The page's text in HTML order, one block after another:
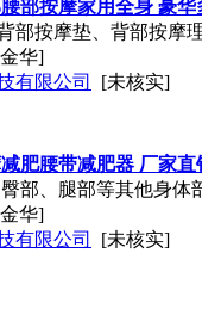
部按摩家用全身 豪
部按摩垫、背部按摩
华]
有限公司
[未核实]
肥腰带减肥器 厂家
部、腿部等其他身
华]
有限公司
[未核实]